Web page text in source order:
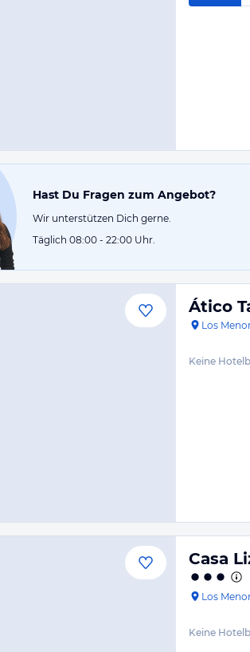
Hast Du Fragen zum Angebot?
Wir unterstützen Dich gerne.
Täglich 08:00 - 22:00 Uhr.
Ático
Los
Keine
Casa
Los
Keine